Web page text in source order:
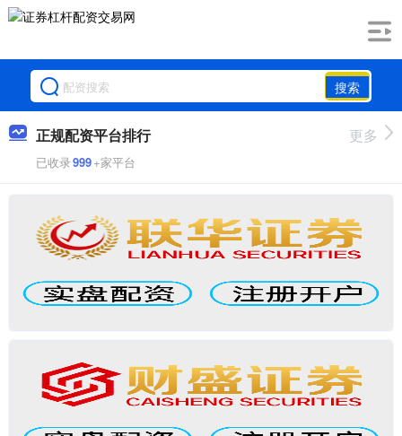
搜索
正规配资平台排行
已收录999+家平台
更多